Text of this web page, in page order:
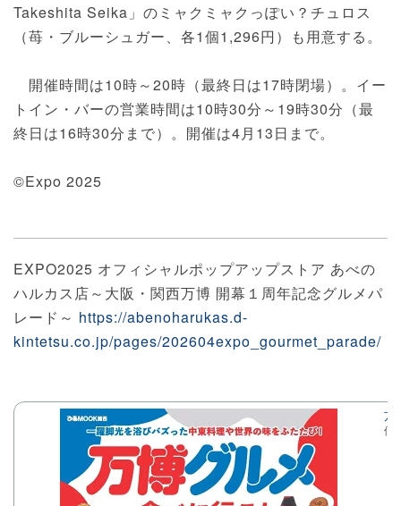
Takeshita Seika」のミャクミャクっぽい？チュロス
（苺・ブルーシュガー、各1個1,296円）も用意する。
開催時間は10時～20時（最終日は17時閉場）。イー
トイン・バーの営業時間は10時30分～19時30分（最
終日は16時30分まで）。開催は4月13日まで。
©Expo 2025
EXPO2025 オフィシャルポップアップストア あべの
ハルカス店～大阪・関西万博 開幕１周年記念グルメパ
レード～ https://abenoharukas.d-
kintetsu.co.jp/pages/202604expo_gourmet_parade/
万
価